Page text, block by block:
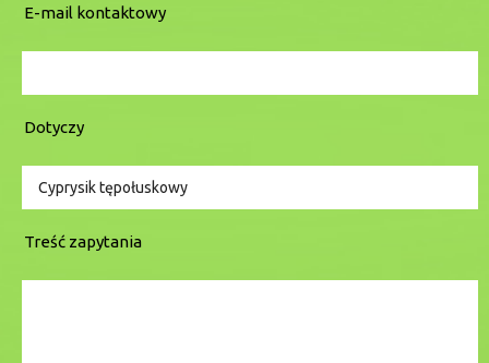
E-mail kontaktowy
Dotyczy
Treść zapytania